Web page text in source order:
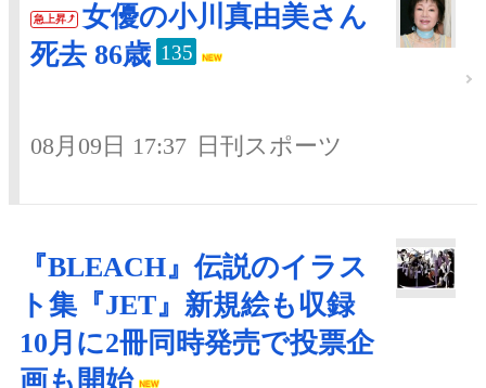
急上昇
女優の小川真由美さん
死去 86歳 135
08月09日 17:37 日刊スポーツ
『BLEACH』伝説のイラス
ト集『JET』新規絵も収録
10月に2冊同時発売で投票企
画も開始